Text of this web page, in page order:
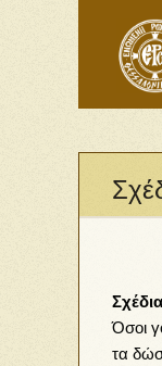
Όσοι
τα